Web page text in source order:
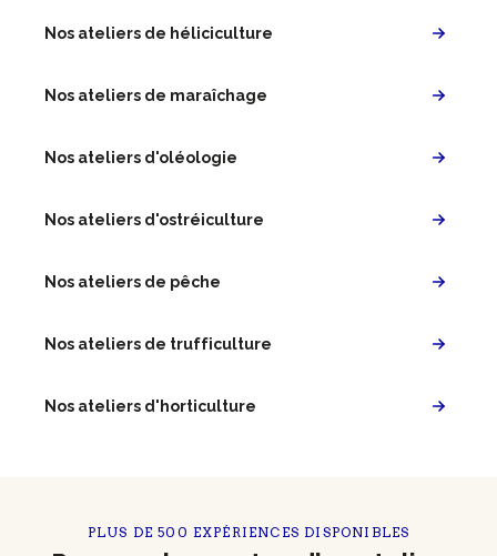
Nos ateliers de héliciculture
Nos ateliers de maraîchage
Nos ateliers d'oléologie
Nos ateliers d'ostréiculture
Nos ateliers de pêche
Nos ateliers de trufficulture
Nos ateliers d'horticulture
PLUS DE 500 EXPÉRIENCES DISPONIBLES